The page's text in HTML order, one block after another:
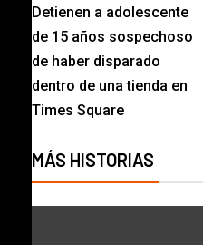
Detienen a adolescente
de 15 años sospechoso
de haber disparado
dentro de una tienda en
Times Square
MÁS HISTORIAS